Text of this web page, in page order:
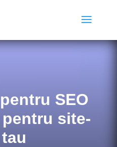
SEO
site-